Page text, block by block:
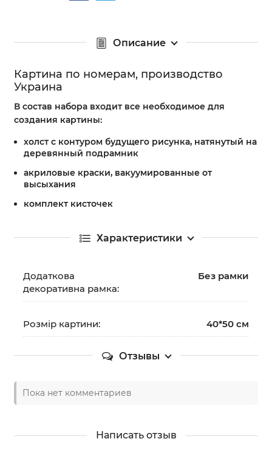
Описание
Картина по номерам, производство
Украина
В состав набора входит все необходимое для
создания картины:
холст с контуром будущего рисунка, натянутый на
деревянный подрамник
акриловые краски, вакуумированные от
высыхания
комплект кисточек
Характеристики
Додаткова
декоративна рамка:
Без рамки
Розмір картини: 40*50 см
Отзывы
Пока нет комментариев
Написать отзыв